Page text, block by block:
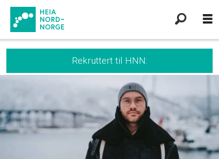
Rekruttert til HNN: